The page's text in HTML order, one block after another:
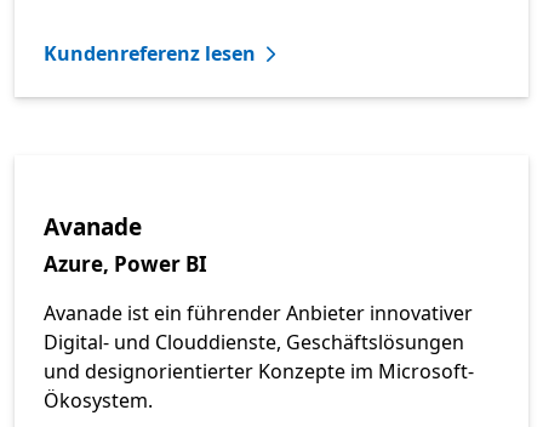
Kundenreferenz lesen
Avanade
Azure, Power BI
Avanade ist ein führender Anbieter innovativer
Digital- und Clouddienste, Geschäftslösungen
und designorientierter Konzepte im Microsoft-
Ökosystem.